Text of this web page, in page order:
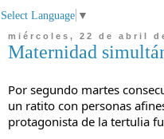
Select Language ▼
miércoles, 22 de abril
Maternidad
Por segundo martes
un ratito con personas
protagonista de la tertulia